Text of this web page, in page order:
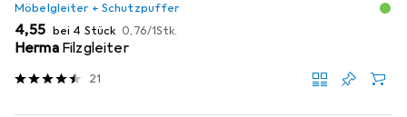
Möbelgleiter + Schutzpuffer
EUR
4,55 bei 4 Stück EUR
0,76/1Stk.
Herma Filzgleiter
21